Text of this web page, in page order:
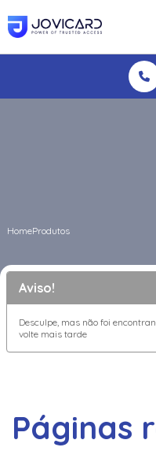
HomeProdutos
Aviso!
Desculpe, mas não foi
volte mais tarde
Páginas